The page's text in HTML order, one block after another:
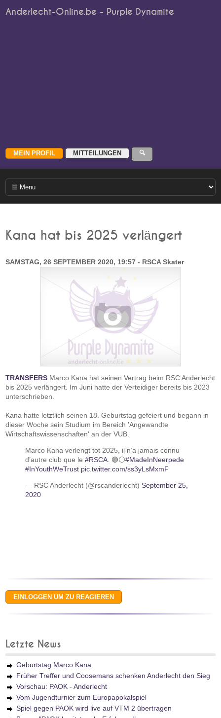
Anderlecht-Online.be - Purple Dynamite
Kana hat bis 2025 verlängert
SAMSTAG, 26 SEPTEMBER 2020, 19:57 - RSCA Skater
TRANSFERS Marco Kana hat seinen Vertrag beim RSC Anderlecht
bis 2025 verlängert. Im Juni hatte der Verteidiger bereits bis 2023
unterschrieben.
Kana hatte letztlich seinen 18. Geburtstag gefeiert und begann in
dieser Woche sein Studium im Bereich 'Angewandte
Wirtschaftswissenschaften' an der VUB.
Marco Kana verlengt tot 2025, il n’a jamais connu
d’autre club que le#RSCA . 🟣⚪️#MadeInNeerpede
#InYouthWeTrust pic.twitter.com/ss3yLsMxmF
— RSC Anderlecht (@rscanderlecht)September 25,
2020
Letzte News
Geburtstag Marco Kana
Früher Treffer und Coosemans schenken Anderlecht den Sieg
Vorschau: PAOK - Anderlecht
Vom Jugendturnier zum Europapokalspiel
Spiel gegen PAOK wird live auf VTM 2 übertragen